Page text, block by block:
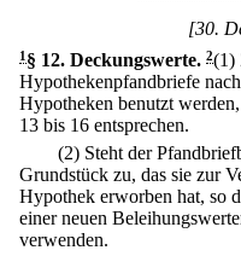
[30.
1 § 12. Deckungswerte. 2(1)
Hypothekenpfandbriefe
Hypotheken benutzt
13 bis 16 entsprechen.
(2) Steht der
Grundstück zu, das sie zur
Hypothek erworben hat, so
einer neuen
verwenden.